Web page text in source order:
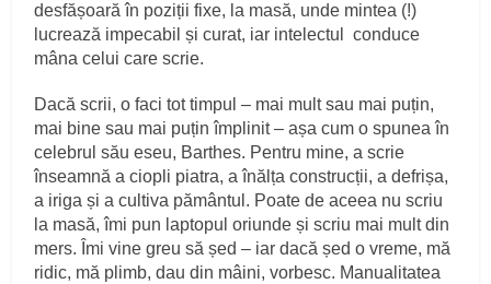
desfășoară în poziții fixe, la masă, unde mintea (!)
lucrează impecabil și curat, iar intelectul conduce
mâna celui care scrie.
Dacă scrii, o faci tot timpul – mai mult sau mai puțin,
mai bine sau mai puțin împlinit – așa cum o spunea în
celebrul său eseu, Barthes. Pentru mine, a scrie
înseamnă a ciopli piatra, a înălța construcții, a defrișa,
a iriga și a cultiva pământul. Poate de aceea nu scriu
la masă, îmi pun laptopul oriunde și scriu mai mult din
mers. Îmi vine greu să șed – iar dacă șed o vreme, mă
ridic, mă plimb, dau din mâini, vorbesc. Manualitatea